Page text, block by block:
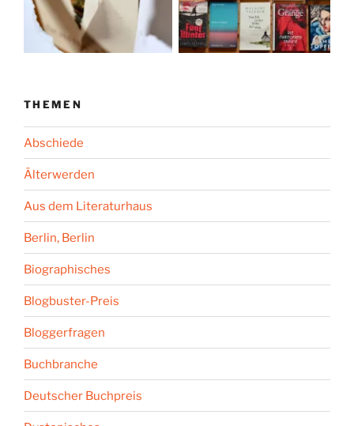
THEMEN
Abschiede
Älterwerden
Aus dem Literaturhaus
Berlin, Berlin
Biographisches
Blogbuster-Preis
Bloggerfragen
Buchbranche
Deutscher Buchpreis